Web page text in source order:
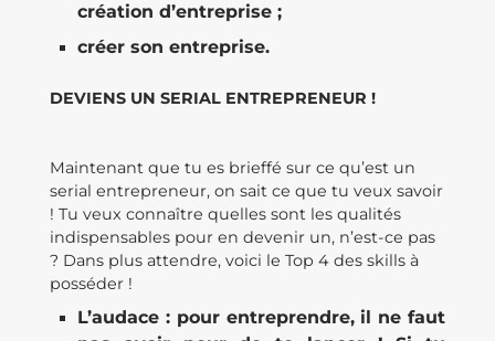
création d’entreprise ;
créer son entreprise.
DEVIENS UN SERIAL ENTREPRENEUR !
Maintenant que tu es brieffé sur ce qu’est un
serial entrepreneur, on sait ce que tu veux savoir
! Tu veux connaître quelles sont les qualités
indispensables pour en devenir un, n’est-ce pas
? Dans plus attendre, voici le Top 4 des skills à
posséder !
L’audace : pour entreprendre, il ne faut